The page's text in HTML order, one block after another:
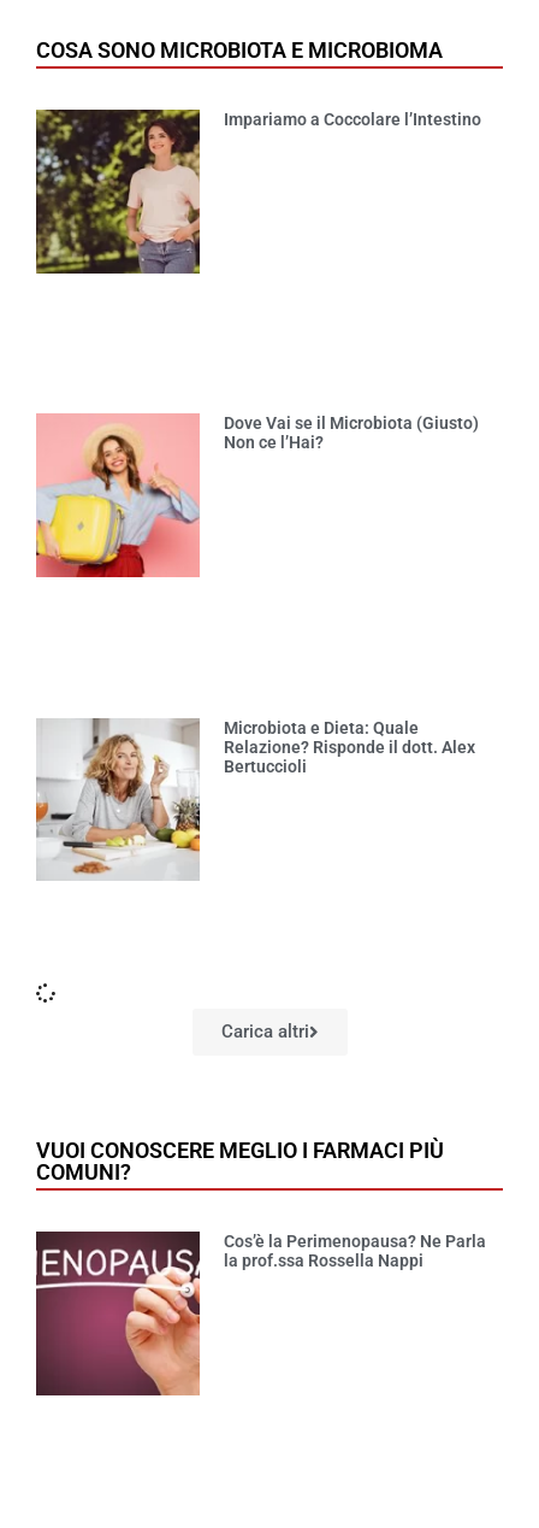
COSA SONO MICROBIOTA E MICROBIOMA
Impariamo a Coccolare l’Intestino
Dove Vai se il Microbiota (Giusto)
Non ce l’Hai?
Microbiota e Dieta: Quale
Relazione? Risponde il dott. Alex
Bertuccioli
Carica altri
VUOI CONOSCERE MEGLIO I FARMACI PIÙ
COMUNI?
Cos’è la Perimenopausa? Ne Parla
la prof.ssa Rossella Nappi